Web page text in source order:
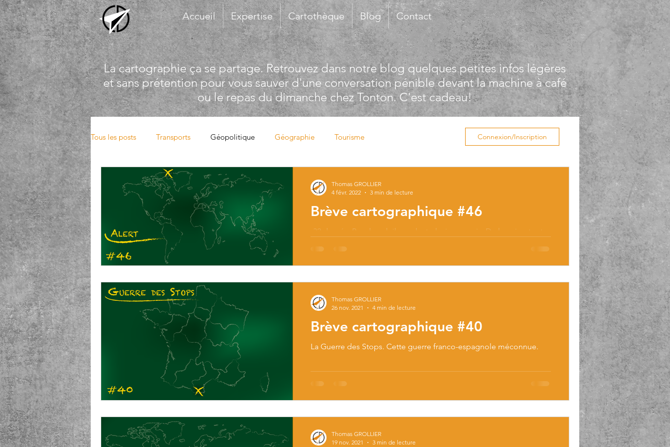
Accueil Expertise Cartothèque Blog Contact
La cartographie ça se partage. Retrouvez dans notre blog quelques petites infos légères
et sans prétention pour vous sauver d'une conversation pénible devant la machine à café
ou le repas du dimanche chez Tonton. C'est cadeau!
Tous les posts Transports Géopolitique Géographie Tourisme Connexion/Inscription
Brève cartographique #46
-32 degrés. Pas de soleil pendant plusieurs mois. De la neige tout
Thomas GROLLIER
4 févr. 2022
3 min de lecture
Brève cartographique #40
La Guerre des Stops. Cette guerre franco-espagnole méconnue.
Thomas GROLLIER
26 nov. 2021
4 min de lecture
Thomas GROLLIER
19 nov. 2021
3 min de lecture